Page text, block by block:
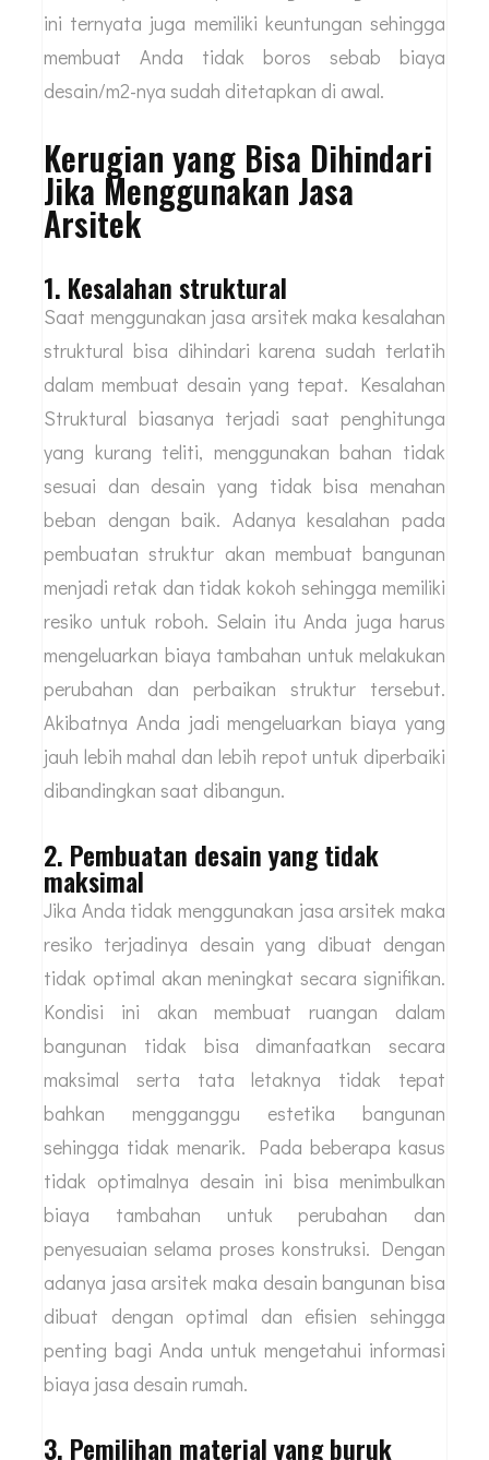
Jadi Anda harus mencari informasi agar
menemukan arsitek yang menetapkan biaya jasa
sesuai dengan budget yang sudah ditetapkan
ini ternyata juga memiliki keuntungan sehingga
membuat Anda tidak boros sebab biaya
desain/m2-nya sudah ditetapkan di awal.
Kerugian yang Bisa Dihindari
Jika Menggunakan Jasa
Arsitek
1. Kesalahan struktural
Saat menggunakan jasa arsitek maka kesalahan
struktural bisa dihindari karena sudah terlatih
dalam membuat desain yang tepat. Kesalahan
Struktural biasanya terjadi saat penghitunga
yang kurang teliti, menggunakan bahan tidak
sesuai dan desain yang tidak bisa menahan
beban dengan baik. Adanya kesalahan pada
pembuatan struktur akan membuat bangunan
menjadi retak dan tidak kokoh sehingga memiliki
resiko untuk roboh. Selain itu Anda juga harus
mengeluarkan biaya tambahan untuk melakukan
Akibatnya Anda jadi mengeluarkan biaya yang
jauh lebih mahal dan lebih repot untuk diperbaiki
dibandingkan saat dibangun.
2. Pembuatan desain yang tidak
maksimal
Jika Anda tidak menggunakan jasa arsitek maka
resiko terjadinya desain yang dibuat dengan
tidak optimal akan meningkat secara signifikan.
Kondisi ini akan membuat ruangan dalam
bangunan tidak bisa dimanfaatkan secara
maksimal serta tata letaknya tidak tepat
bahkan mengganggu estetika bangunan
sehingga tidak menarik. Pada beberapa kasus
tidak optimalnya desain ini bisa menimbulkan
biaya tambahan untuk perubahan dan
penyesuaian selama proses konstruksi. Dengan
dibuat dengan optimal dan efisien sehingga